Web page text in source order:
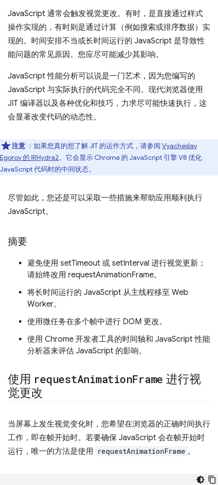
JavaScript 通常会触发视觉更改。有时，是直接通过样式
操作实现的，有时则是通过计算（例如搜索或排序数据）实
现的。时间安排不当或长时间运行的 JavaScript 是导致性
能问题的常见原因。您应尽可能减少其影响。
JavaScript 性能分析可以说是一门艺术，因为您编写的
JavaScript 与实际执行的代码完全不同。现代浏览器使用
JIT 编译器以及各种优化和技巧，力求尽可能快速执行，这
会显著改变代码的动态性。
注意 ：如果您真的想了解 JIT 的运作方式，请参阅 Vyacheslav
Egorov 的 IRHydra2。它会显示 Chrome 的 JavaScript 引擎 V8 优化
JavaScript 代码时的中间状态。
尽管如此，您还是可以采取一些措施来帮助应用顺利执行
JavaScript。
摘要
避免使用 setTimeout 或 setInterval 进行视觉更新；
请始终改用 requestAnimationFrame。
将长时间运行的 JavaScript 从主线程移至 Web
Worker。
使用微任务在多个帧中进行 DOM 更改。
使用 Chrome 开发者工具的时间轴和 JavaScript 性能
分析器来评估 JavaScript 的影响。
使用 requestAnimationFrame 进行视
觉更改
当屏幕上发生视觉变化时，您希望在浏览器的正确时间执行
工作，即在帧开始时。若要确保 JavaScript 会在帧开始时
运行，唯一的方法是使用 requestAnimationFrame 。